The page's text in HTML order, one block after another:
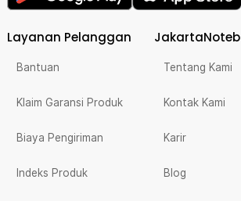
Layanan Pelanggan
Bantuan
Klaim Garansi Produk
Biaya Pengiriman
Indeks Produk
Tentang Kami
Kontak Kami
Karir
Blog